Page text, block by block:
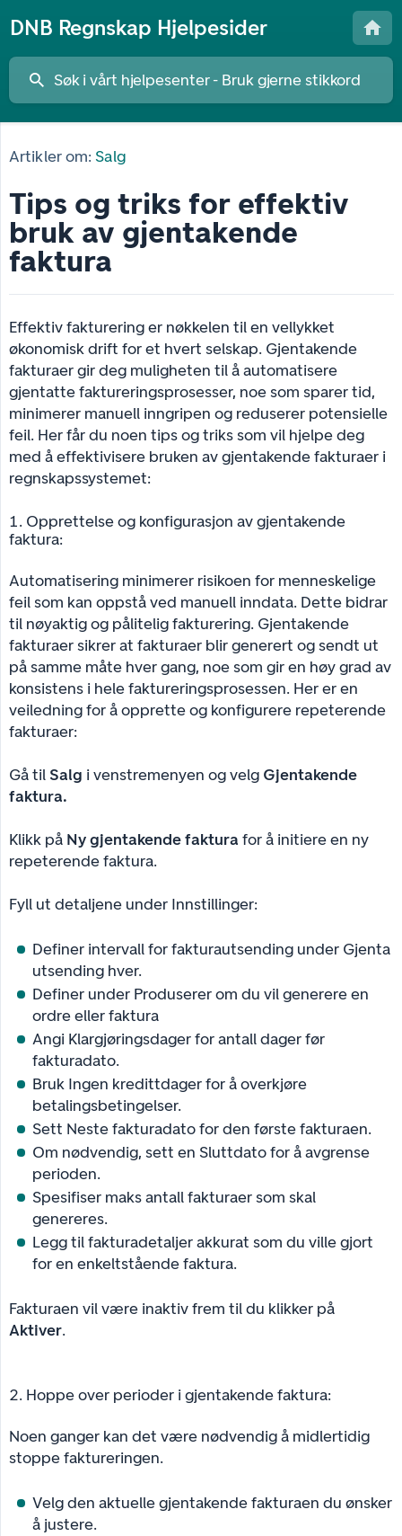
DNB Regnskap Hjelpesider
Artikler om: Salg
Tips og triks for effektiv
bruk av gjentakende
faktura
Effektiv fakturering er nøkkelen til en vellykket
økonomisk drift for et hvert selskap. Gjentakende
fakturaer gir deg muligheten til å automatisere
gjentatte faktureringsprosesser, noe som sparer tid,
minimerer manuell inngripen og reduserer potensielle
feil. Her får du noen tips og triks som vil hjelpe deg
med å effektivisere bruken av gjentakende fakturaer i
regnskapssystemet:
1. Opprettelse og konfigurasjon av gjentakende
faktura:
Automatisering minimerer risikoen for menneskelige
feil som kan oppstå ved manuell inndata. Dette bidrar
til nøyaktig og pålitelig fakturering. Gjentakende
fakturaer sikrer at fakturaer blir generert og sendt ut
på samme måte hver gang, noe som gir en høy grad av
konsistens i hele faktureringsprosessen. Her er en
veiledning for å opprette og konfigurere repeterende
fakturaer:
Gå til Salg i venstremenyen og velg Gjentakende
faktura.
Klikk på Ny gjentakende faktura for å initiere en ny
repeterende faktura.
Fyll ut detaljene under Innstillinger:
Definer intervall for fakturautsending under Gjenta
utsending hver.
Definer under Produserer om du vil generere en
ordre eller faktura
Angi Klargjøringsdager for antall dager før
fakturadato.
Bruk Ingen kredittdager for å overkjøre
betalingsbetingelser.
Sett Neste fakturadato for den første fakturaen.
Om nødvendig, sett en Sluttdato for å avgrense
perioden.
Spesifiser maks antall fakturaer som skal
genereres.
Legg til fakturadetaljer akkurat som du ville gjort
for en enkeltstående faktura.
Fakturaen vil være inaktiv frem til du klikker på
Aktiver.
2. Hoppe over perioder i gjentakende faktura:
Noen ganger kan det være nødvendig å midlertidig
stoppe faktureringen.
Velg den aktuelle gjentakende fakturaen du ønsker
å justere.